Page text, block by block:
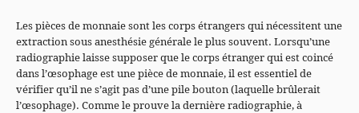
Les pièces de monnaie sont les corps étrangers qui nécessitent une
extraction sous anesthésie générale le plus souvent. Lorsqu’une
radiographie laisse supposer que le corps étranger qui est coincé
dans l’œsophage est une pièce de monnaie, il est essentiel de
vérifier qu’il ne s’agit pas d’une pile bouton (laquelle brûlerait
l’œsophage). Comme le prouve la dernière radiographie, à